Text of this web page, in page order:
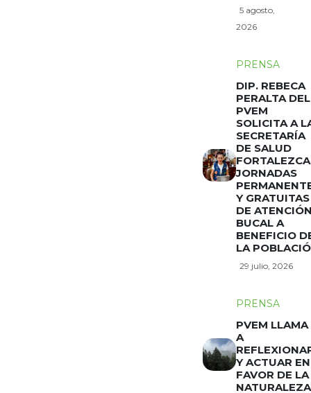
5 agosto,
2026
PRENSA
DIP. REBECA
PERALTA DEL
PVEM
SOLICITA A
SECRETARÍA
DE SALUD
FORTALEZCA
JORNADAS
Y GRATUITAS
DE
BUCAL A
BENEFICIO
LA
29 julio, 2026
PRENSA
PVEM LLAMA
A
Y ACTUAR EN
FAVOR DE LA
NATURALEZA